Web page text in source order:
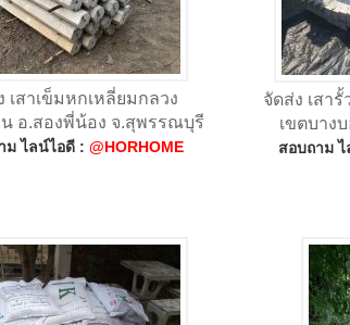
เสาเข็มหกเหลี่ยมกลวง
น อ.สองพี่น้อง จ.สุพรรณบุรี
ม ไลน์ไอดี : @HORHOME
จัดส่ง เสา
เขตบาง
สอบถาม